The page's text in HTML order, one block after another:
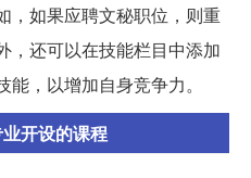
，如果应聘文秘职位，则重
，还可以在技能栏目中添加
，以增加自身竞争力。
开设的课程